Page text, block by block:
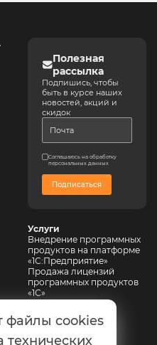
Полезная
рассылка
Подпишись, чтобы
быть в курсе наших
новостей, акций и
скидок
Соглашаюсь на обработку
персональных данных
Подписаться
Услуги
Внедрение программных
продуктов на платформе
«1С:Предприятие»
Продажа лицензий
программных продуктов
«1С»
Сопровождение 1С
Автоматизация
горнодобывающих
предприятий
файлы cookies
технических